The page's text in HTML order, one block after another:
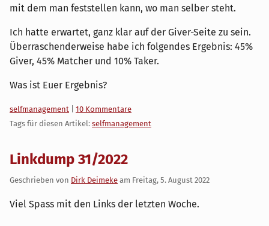
mit dem man feststellen kann, wo man selber steht.
Ich hatte erwartet, ganz klar auf der Giver-Seite zu sein.
Überraschenderweise habe ich folgendes Ergebnis: 45%
Giver, 45% Matcher und 10% Taker.
Was ist Euer Ergebnis?
Kategorien:
selfmanagement
10 Kommentare
Tags für diesen Artikel: selfmanagement
Linkdump 31/2022
Geschrieben von Dirk Deimeke am Freitag, 5. August 2022
Viel Spass mit den Links der letzten Woche.